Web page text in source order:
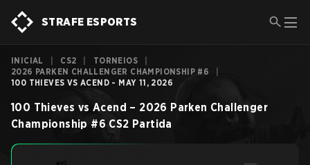
STRAFE ESPORTS
INICIAL CS2 TORNEIOS
2026 PARKEN CHALLENGER CHAMPIONSHIP #6
100 THIEVES VS ACEND - MAY 11, 2026
100 Thieves vs Acend – 2026 Parken Challenger
Championship #6 CS2 Partida